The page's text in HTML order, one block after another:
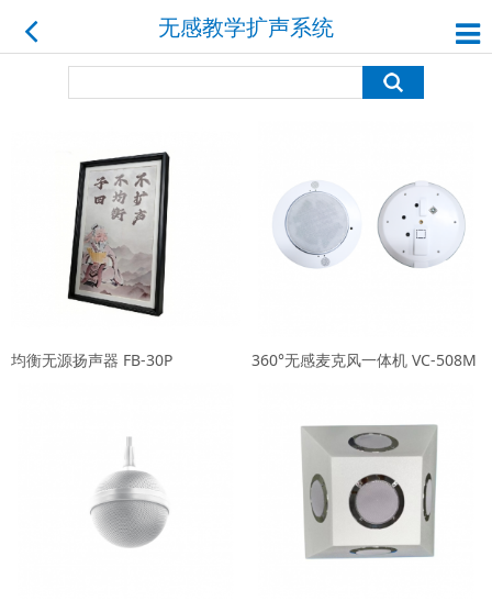
无感教学扩声系统
均衡无源扬声器 FB-30P 360°无感麦克风一体机 VC-508M